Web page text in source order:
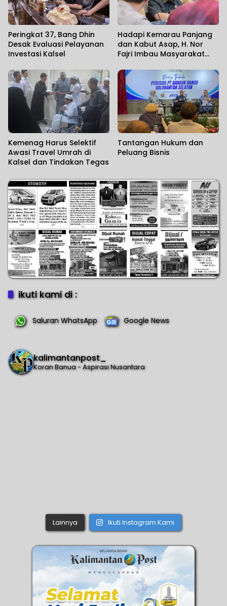
Peringkat 37, Bang Dhin
Desak Evaluasi Pelayanan
Investasi Kalsel
Hadapi Kemarau Panjang
dan Kabut Asap, H. Nor
Fajri Imbau Masyarakat
Kemenag Harus Selektif
Awasi Travel Umrah di
Kalsel dan Tindakan Tegas
Tantangan Hukum dan
Peluang Bisnis
ikuti kami di :
Saluran WhatsApp Google News
kalimantanpost_
Koran Banua - Aspirasi Nusantara
Lainnya Ikuti Instagram Kami